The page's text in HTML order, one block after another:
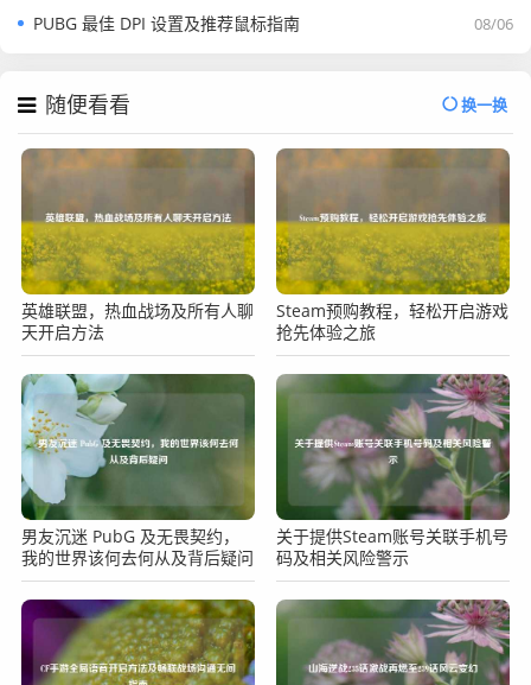
08/06
PUBG 最佳 DPI 设置及推荐鼠标指南
随便看看 换一换
英雄联盟，热血战场及所有人聊
天开启方法
Steam预购教程，轻松开启游戏
抢先体验之旅
男友沉迷 PubG 及无畏契约，
我的世界该何去何从及背后疑问
关于提供Steam账号关联手机号
码及相关风险警示